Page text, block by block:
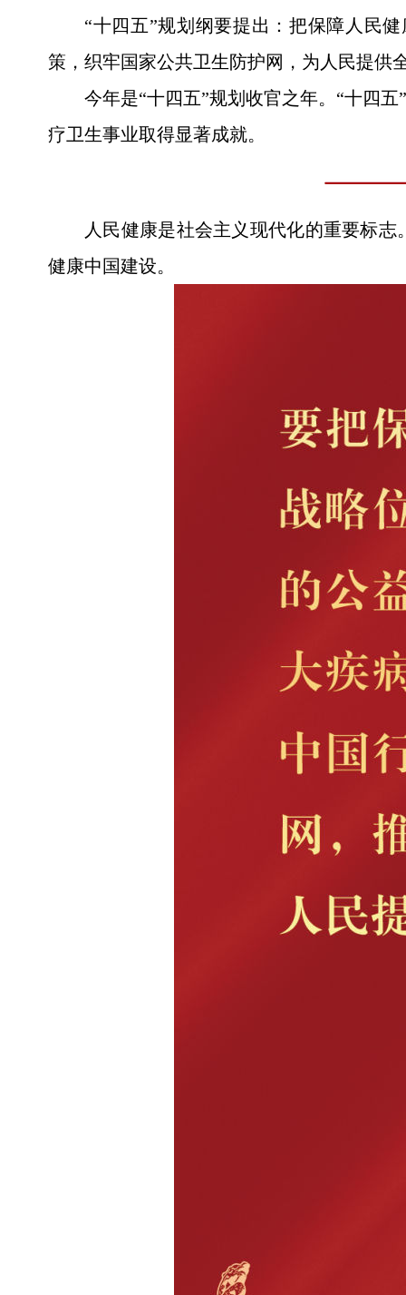
“十四五”规划纲要提出：把保障人民
策，织牢国家公共卫生防护网，为人民提供
今年是“十四五”规划收官之年。“十四
疗卫生事业取得显著成就。
人民健康是社会主义现代化的重要标
健康中国建设。